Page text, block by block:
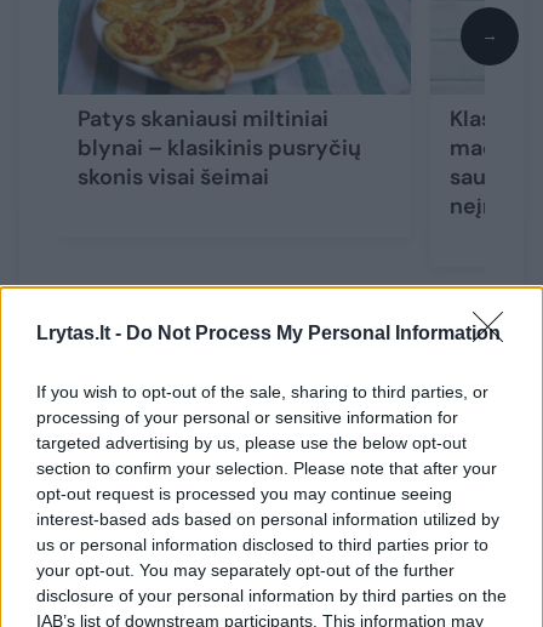
Lrytas.lt - Do Not Process My Personal Information
If you wish to opt-out of the sale, sharing to third parties, or
processing of your personal or sensitive information for
targeted advertising by us, please use the below opt-out
section to confirm your selection. Please note that after your
opt-out request is processed you may continue seeing
interest-based ads based on personal information utilized by
us or personal information disclosed to third parties prior to
your opt-out. You may separately opt-out of the further
disclosure of your personal information by third parties on the
IAB’s list of downstream participants. This information may
Patys skaniausi miltiniai
blynai – klasikinis pusryčių
skonis visai šeimai
→
1. Tešlos paruošimas
Į šiltą pieną įmaišykite mieles ir cukrų,
palikite 10 min., kol suputos.
Į dubenį įmuškite kiaušinį, supilkite